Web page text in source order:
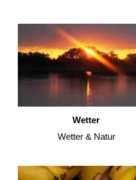
Wetter
Wetter & Natur